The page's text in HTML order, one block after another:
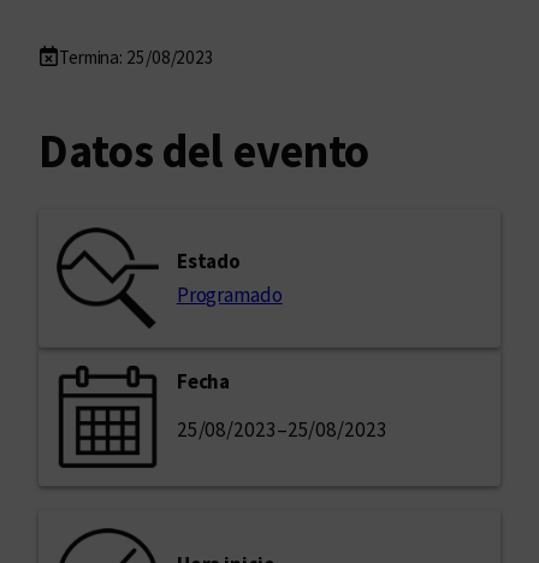
Termina: 25/08/2023
Datos del evento
Estado
Programado
Fecha
25/08/2023–25/08/2023